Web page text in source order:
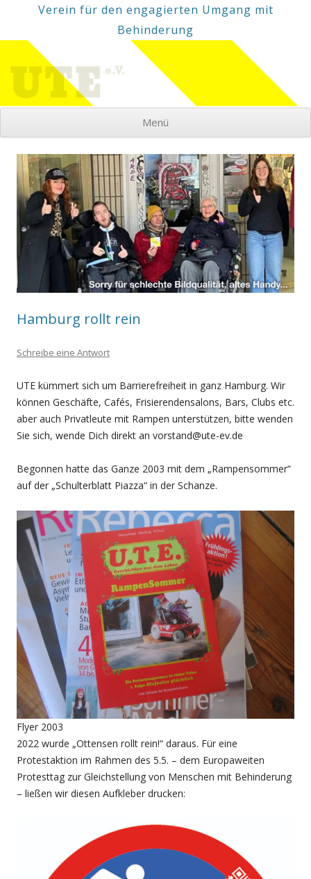
Verein für den engagierten Umgang mit
Behinderung
Menü
Hamburg rollt rein
Schreibe eine Antwort
UTE kümmert sich um Barrierefreiheit in ganz Hamburg. Wir
können Geschäfte, Cafés, Frisierendensalons, Bars, Clubs etc.
aber auch Privatleute mit Rampen unterstützen, bitte wenden
Sie sich, wende Dich direkt an vorstand@ute-ev.de
Begonnen hatte das Ganze 2003 mit dem „Rampensommer“
auf der „Schulterblatt Piazza“ in der Schanze.
Flyer 2003
2022 wurde „Ottensen rollt rein!“ daraus. Für eine
Protestaktion im Rahmen des 5.5. – dem Europaweiten
Protesttag zur Gleichstellung von Menschen mit Behinderung
– ließen wir diesen Aufkleber drucken: